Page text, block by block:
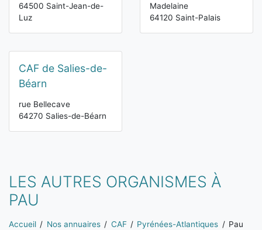
64500 Saint-Jean-de-
Luz
Madelaine
64120 Saint-Palais
CAF de Salies-de-
Béarn
rue Bellecave
64270 Salies-de-Béarn
LES AUTRES ORGANISMES À
PAU
Vous êtes ici:
Accueil Nos annuaires CAF Pyrénées-Atlantiques Pau